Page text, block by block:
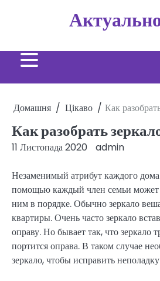
Домашня Цікаво Как
Как разобрать
11 Листопада 2020 admin
Незаменимый атрибут каждого
помощью каждый член семьи может
ним в порядке. Обычно зеркало
квартиры. Очень часто зеркало
оправу. Но бывает так, что зеркало
портится оправа. В таком случае
зеркало, чтобы исправить